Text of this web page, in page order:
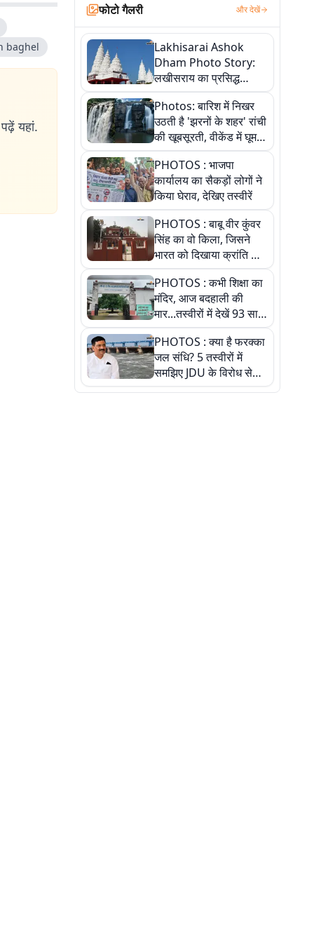
baghel
यहां.
फोटो गैलरी और देखें
Lakhisarai Ashok
Dham Photo Story:
लखीसराय का प्रसिद्ध
अशोक धाम—आस्था,
श्रृंगार, अनुष्ठान और
अलौकिक संध्या आरती के
विहंगम दृश्य
Photos: बारिश में निखर
उठती है 'झरनों के शहर' रांची
की खूबसूरती, वीकेंड में घूम
आएं ये 5 वादियां
PHOTOS : भाजपा
कार्यालय का सैकड़ों लोगों ने
किया घेराव, देखिए तस्वीरें
PHOTOS : बाबू वीर कुंवर
सिंह का वो किला, जिसने
भारत को दिखाया क्रांति का
रास्ता: तस्वीरों में देखिए
PHOTOS : कभी शिक्षा का
मंदिर, आज बदहाली की
मार...तस्वीरों में देखें 93 साल
पुराने इस हाई स्कूल की
हकीकत
PHOTOS : क्या है फरक्का
जल संधि? 5 तस्वीरों में
समझिए JDU के विरोध से
लेकर बिहार पर असर तक